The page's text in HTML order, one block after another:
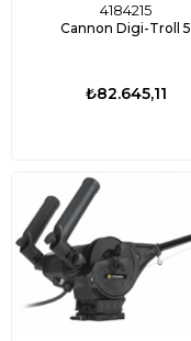
4184215
Cannon Digi-Troll 5
₺82.645,11